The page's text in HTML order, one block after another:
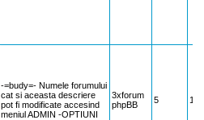
-=budy=- Numele forumului
cat si aceasta descriere
pot fi modificate accesind
meniul ADMIN -OPTIUNI
3xforum
phpBB
5 17